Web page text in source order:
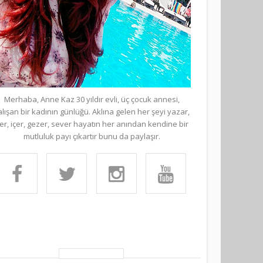
Merhaba, Anne Kaz 30 yıldır evli, üç çocuk annesi,
bir kadının günlüğü. Aklına gelen her şeyi yazar,
içer, gezer, sever hayatın her anından kendine bir
mutluluk payı çıkartır bunu da paylaşır.